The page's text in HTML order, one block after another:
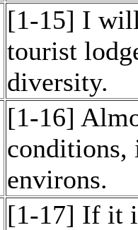
[1-15] I
tourist
diversity.
[1-16]
conditions,
environs.
[1-17] If it